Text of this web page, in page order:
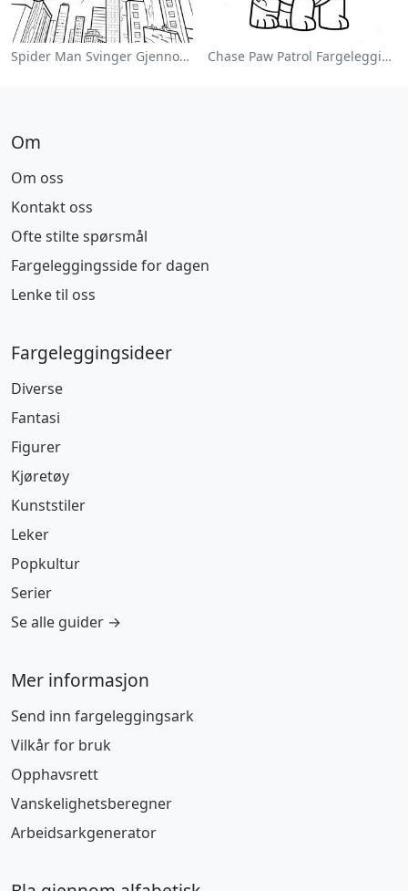
Spider Man Svinger Gjennom Byen Fargeleggingsside Chase Paw Patrol Fargeleggingsside
Om
Om oss
Kontakt oss
Ofte stilte spørsmål
Fargeleggingsside for dagen
Lenke til oss
Fargeleggingsideer
Diverse
Fantasi
Figurer
Kjøretøy
Kunststiler
Leker
Popkultur
Serier
Se alle guider →
Mer informasjon
Send inn fargeleggingsark
Vilkår for bruk
Opphavsrett
Vanskelighetsberegner
Arbeidsarkgenerator